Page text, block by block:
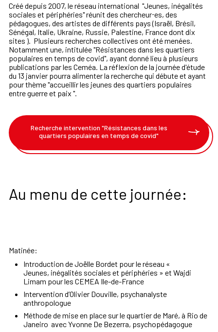
Créé depuis 2007, le réseau international "Jeunes, inégalités
sociales et périphéries" réunit des chercheur⋅es, des
pédagogues, des artistes de différents pays (Israël, Brésil,
Sénégal, Italie, Ukraine, Russie, Palestine, France dont dix
sites ). Plusieurs recherches collectives ont été menées.
Notamment une, intitulée "Résistances dans les quartiers
populaires en temps de covid", ayant donné lieu à plusieurs
publications par les Ceméa. La réflexion de la journée d'étude
du 13 janvier pourra alimenter la recherche qui débute et ayant
pour thème "accueillir les jeunes des quartiers populaires
entre guerre et paix ".
Recherche intervention "Résistances dans les
quartiers populaires en temps de covid"
Au menu de cette journée:
Matinée:
Introduction de Joëlle Bordet pour le réseau «
Jeunes, inégalités sociales et périphéries » et Wajdi
Limam pour les CEMEA Ile-de-France
Intervention d’Olivier Douville, psychanalyste
anthropologue
Méthode de mise en place sur le quartier de Maré, à Rio de
Janeiro avec Yvonne De Bezerra, psychopédagogue